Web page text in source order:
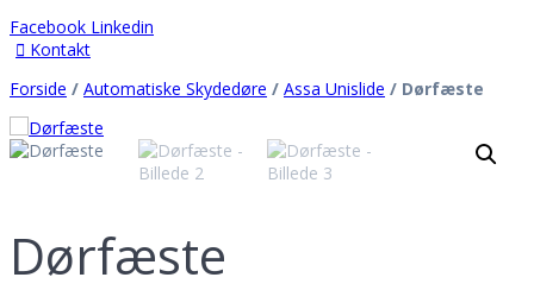
Facebook Linkedin
Kontakt
Hjem
Service
Serviceaftale
Automatiske døre
Ansatte
Historien
Forside / Automatiske Skydedøre / Assa Unislide / Dørfæste
Dørfæste